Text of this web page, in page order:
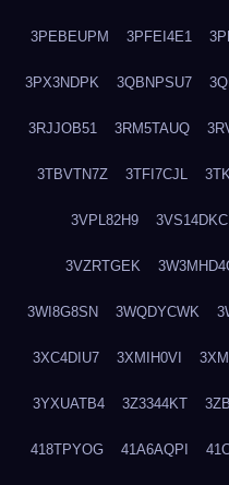
3PEBEUPM 3PFEI4E1
3PX3NDPK 3QBNPSU7
3RJJOB51 3RM5TAUQ
3TBVTN7Z 3TFI7CJL
3VPL82H9 3VS14DKC
3VZRTGEK
3WI8G8SN 3WQDYCWK
3XC4DIU7 3XMIH0VI
3YXUATB4 3Z3344KT
418TPYOG 41A6AQPI